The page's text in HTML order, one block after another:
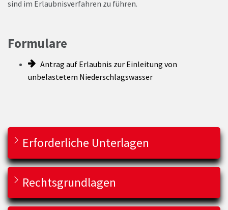
sind im Erlaubnisverfahren zu führen.
Formulare
Antrag auf Erlaubnis zur Einleitung von
unbelastetem Niederschlagswasser
Erforderliche Unterlagen
Rechtsgrundlagen